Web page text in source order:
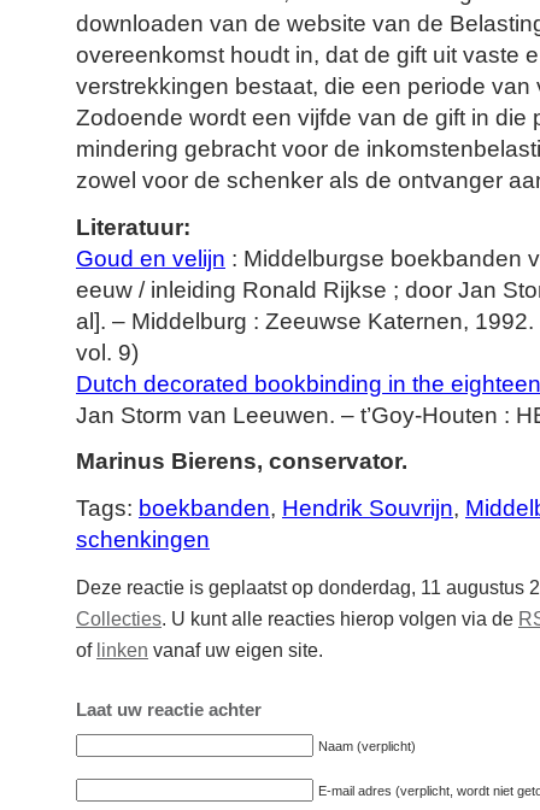
downloaden van de website van de
overeenkomst houdt in, dat de gift uit vaste
verstrekkingen bestaat, die een periode van
Zodoende wordt een vijfde van de gift in die
mindering gebracht voor de
zowel voor de schenker als de ontvanger
Literatuur:
Goud en velijn : Middelburgse boekbanden
eeuw / inleiding Ronald Rijkse ; door Jan
al]. – Middelburg : Zeeuwse Katernen,
vol. 9)
Dutch decorated bookbinding in the
Jan Storm van Leeuwen. – t’Goy-Houten :
Marinus Bierens, conservator.
Tags: boekbanden, Hendrik Souvrijn,
schenkingen
Deze reactie is geplaatst op donderdag, 11 augustus
Collecties. U kunt alle reacties hierop volgen via de
of linken vanaf uw eigen site.
Laat uw reactie achter
Naam (verplicht)
E-mail adres (verplicht, wordt niet